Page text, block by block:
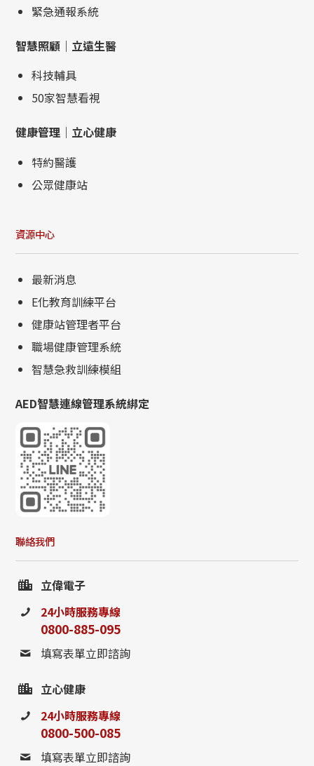
緊急通報系統
智慧照顧｜立遠生醫
科技輔具
50家智慧看視
健康管理｜立心健康
特約醫護
公眾健康站
資源中心
最新消息
E化教育訓練平台
健康站管理者平台
職場健康管理系統
智慧急救訓練模組
AED智慧連線管理系統綁定
聯絡我們
立偉電子
24小時服務專線
0800-885-095
填寫表單立即諮詢
立心健康
24小時服務專線
0800-500-085
填寫表單立即諮詢